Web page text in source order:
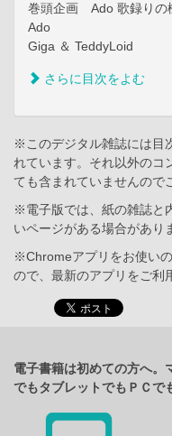
巻頭企画 Ado 歌録りの
Ado
Giga ＆ TeddyLoid
さらに目次をよむ
※このデジタル雑誌には目
れています。それ以外のコ
ても含まれていませんので
※電子版では、紙の雑誌と
いページがある場合があり
※Chromeアプリをお使い
ので、最新のアプリをご利
電子書籍は初めての方へ。
でもタブレットでもＰＣで